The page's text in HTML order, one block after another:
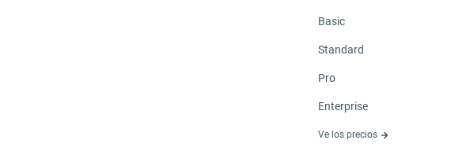
Basic
Standard
Pro
Enterprise
Ve los precios